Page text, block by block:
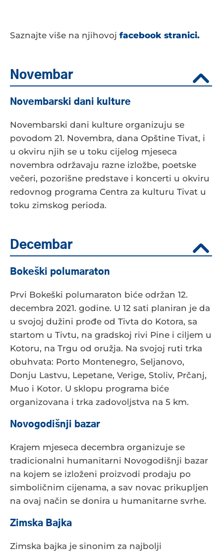
Saznajte više na njihovoj facebook stranici.
Novembar
Novembarski dani kulture
Novembarski dani kulture organizuju se
povodom 21. Novembra, dana Opštine Tivat, i
u okviru njih se u toku cijelog mjeseca
novembra održavaju razne izložbe, poetske
večeri, pozorišne predstave i koncerti u okviru
redovnog programa Centra za kulturu Tivat u
toku zimskog perioda.
Decembar
Bokeški polumaraton
Prvi Bokeški polumaraton biće održan 12.
decembra 2021. godine. U 12 sati planiran je da
u svojoj dužini prođe od Tivta do Kotora, sa
startom u Tivtu, na gradskoj rivi Pine i ciljem u
Kotoru, na Trgu od oružja. Na svojoj ruti trka
obuhvata: Porto Montenegro, Seljanovo,
Donju Lastvu, Lepetane, Verige, Stoliv, Prčanj,
Muo i Kotor. U sklopu programa biće
organizovana i trka zadovoljstva na 5 km.
Novogodišnji bazar
Krajem mjeseca decembra organizuje se
tradicionalni humanitarni Novogodišnji bazar
na kojem se izloženi proizvodi prodaju po
simboličnim cijenama, a sav novac prikupljen
na ovaj način se donira u humanitarne svrhe.
Zimska Bajka
Zimska bajka je sinonim za najbolji